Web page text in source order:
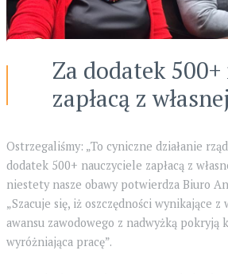
Za dodatek
zapłacą z
Ostrzegaliśmy: „To cyniczne działanie
dodatek 500+ nauczyciele zapłacą z
niestety nasze obawy potwierdza Biuro
„Szacuje się, iż oszczędności wynikające z
awansu zawodowego z nadwyżką pokryją
wyróżniająca pracę”.